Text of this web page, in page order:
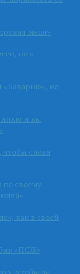
меня»
но я
«Баварию», но
и вы
чтобы снова
своему
как в своей
«ПСЖ»
чтобы не